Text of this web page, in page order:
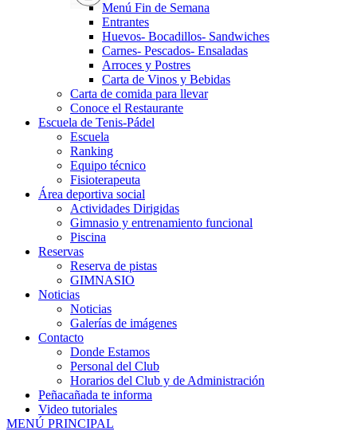
Menú Fin de Semana
Entrantes
Huevos- Bocadillos- Sandwiches
Carnes- Pescados- Ensaladas
Arroces y Postres
Carta de Vinos y Bebidas
Carta de comida para llevar
Conoce el Restaurante
Escuela de Tenis-Pádel
Escuela
Ranking
Equipo técnico
Fisioterapeuta
Área deportiva social
Actividades Dirigidas
Gimnasio y entrenamiento funcional
Piscina
Reservas
Reserva de pistas
GIMNASIO
Noticias
Noticias
Galerías de imágenes
Contacto
Donde Estamos
Personal del Club
Horarios del Club y de Administración
Peñacañada te informa
Video tutoriales
MENÚ PRINCIPAL